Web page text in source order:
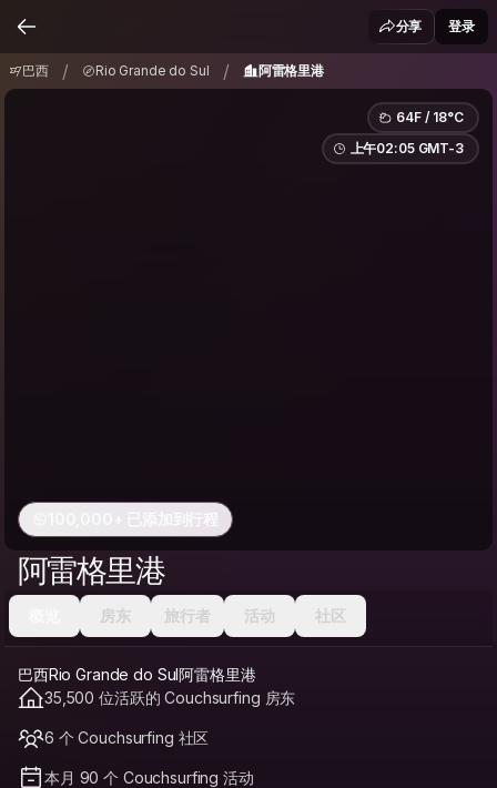
阿雷格里港分享 登录
巴西 / Rio Grande do Sul / 阿雷格里港
64F / 18°C
上午02:05 GMT-3
100,000+ 已添加到行程
阿雷格里港
房东 旅行者 活动 社区
巴西Rio Grande do Sul阿雷格里港
35,500 位活跃的 Couchsurfing 房东
6 个 Couchsurfing 社区
本月 90 个 Couchsurfing 活动